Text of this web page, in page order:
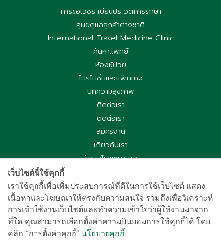
การขอเวชระเบียนประวัติการรักษา
ศูนย์ดูแลลูกค้าต่างชาติ
International Travel Medicine Clinic
ค้นหาแพทย์
ห้องผู้ป่วย
โปรโมชั่นและแพ็กเกจ
บทความสุขภาพ
ติดต่อเรา
ติดต่อเรา
สมัครงาน
เกี่ยวกับเรา
ข้อมูลโรงพยาบาล
นโยบายคุกกี้
ประกาศความเป็นส่วนตัวการใช้กล้องวงจรปิด
国际病人服务中心
车祸受害别慌，可使用《泰国强制汽车保险》（Por Ror Bor）
医疗给付
เว็บไซต์นี้ใช้คุกกี้
เราใช้คุกกี้เพื่อเพิ่มประสบการณ์ที่ดีในการใช้เว็บไซต์ แสดง
เนื้อหาและโฆษณาให้ตรงกับความสนใจ รวมถึงเพื่อวิเคราะห์
การเข้าใช้งานเว็บไซต์และทำความเข้าใจว่าผู้ใช้งานมาจาก
ที่ใด คุณสามารถเลือกตั้งค่าความยินยอมการใช้คุกกี้ได้ โดย
คลิก “การตั้งค่าคุกกี้” นโยบายคุกกี้